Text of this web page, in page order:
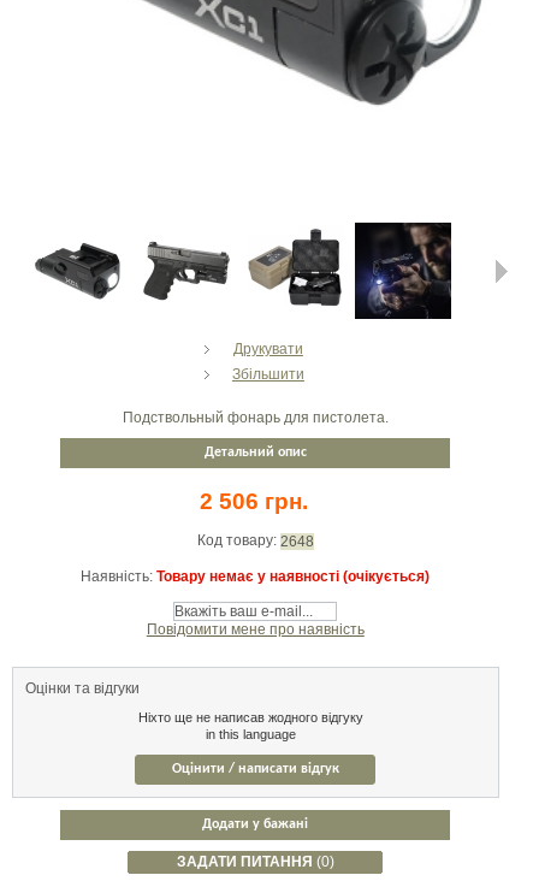
Друкувати
Збільшити
Подствольный фонарь для пистолета.
Детальний опис
2 506 грн.
Код товару: 2648
Наявність: Товару немає у наявності (очікується)
Повідомити мене про наявність
Оцінки та відгуки
Ніхто ще не написав жодного відгуку
in this language
Оцінити / написати відгук
Додати у бажані
ЗАДАТИ ПИТАННЯ (0)